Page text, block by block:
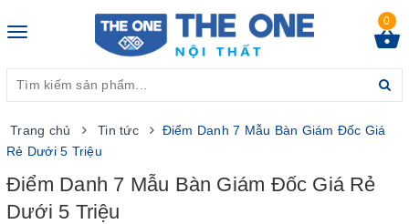
Toggle
0
Trang chủ Tin tức
Điểm Danh 7 Mẫu Bàn Giám Đốc Giá
Rẻ Dưới 5 Triệu
Điểm Danh 7 Mẫu Bàn Giám Đốc Giá Rẻ
Dưới 5 Triệu